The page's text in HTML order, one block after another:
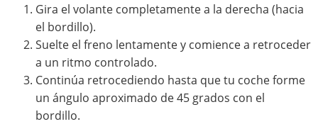
Gira el volante completamente a la derecha (hacia
el bordillo).
Suelte el freno lentamente y comience a retroceder
a un ritmo controlado.
Continúa retrocediendo hasta que tu coche forme
un ángulo aproximado de 45 grados con el
bordillo.